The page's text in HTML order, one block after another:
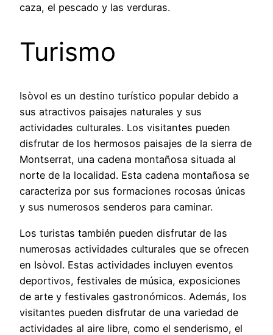
caza, el pescado y las verduras.
Turismo
Isòvol es un destino turístico popular debido a
sus atractivos paisajes naturales y sus
actividades culturales. Los visitantes pueden
disfrutar de los hermosos paisajes de la sierra de
Montserrat, una cadena montañosa situada al
norte de la localidad. Esta cadena montañosa se
caracteriza por sus formaciones rocosas únicas
y sus numerosos senderos para caminar.
Los turistas también pueden disfrutar de las
numerosas actividades culturales que se ofrecen
en Isòvol. Estas actividades incluyen eventos
deportivos, festivales de música, exposiciones
de arte y festivales gastronómicos. Además, los
visitantes pueden disfrutar de una variedad de
actividades al aire libre, como el senderismo, el